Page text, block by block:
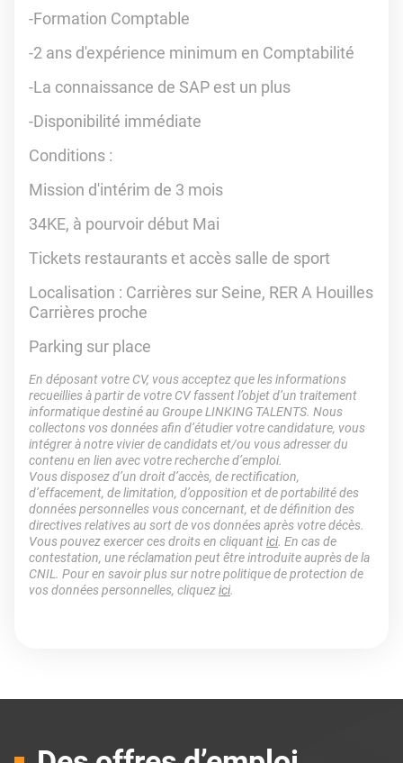
-Formation Comptable
-2 ans d'expérience minimum en Comptabilité
-La connaissance de SAP est un plus
-Disponibilité immédiate
Conditions :
Mission d'intérim de 3 mois
34KE, à pourvoir début Mai
Tickets restaurants et accès salle de sport
Localisation : Carrières sur Seine, RER A Houilles
Carrières proche
Parking sur place
En déposant votre CV, vous acceptez que les informations
recueillies à partir de votre CV fassent l’objet d’un traitement
informatique destiné au Groupe LINKING TALENTS. Nous
collectons vos données afin d’étudier votre candidature, vous
intégrer à notre vivier de candidats et/ou vous adresser du
contenu en lien avec votre recherche d’emploi.
Vous disposez d’un droit d’accès, de rectification,
d’effacement, de limitation, d’opposition et de portabilité des
données personnelles vous concernant, et de définition des
directives relatives au sort de vos données après votre décès.
Vous pouvez exercer ces droits en cliquantici. En cas de
contestation, une réclamation peut être introduite auprès de la
CNIL. Pour en savoir plus sur notre politique de protection de
vos données personnelles, cliquezici.